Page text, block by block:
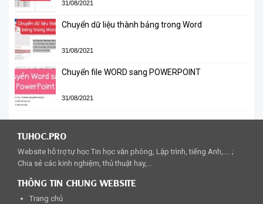
31/08/2021
Chuyển dữ liệu thành bảng trong Word
31/08/2021
Chuyển file WORD sang POWERPOINT
31/08/2021
TUHOC.PRO
Website hỗ trợ tự học Tin học văn phòng, Lập trình, tiếng Anh,.... ;
Chia sẻ các kinh nghiệm, thủ thuật hay,...
THÔNG TIN CHUNG WEBSITE
Trang chủ